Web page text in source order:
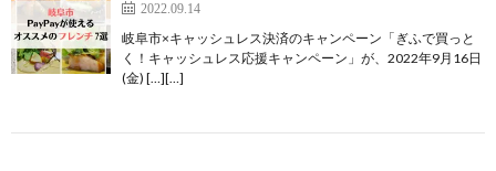
2022.09.14
岐阜市×キャッシュレス決済のキャンペーン「ぎふで買っと
く！キャッシュレス応援キャンペーン」が、2022年9月16日
(金) […][…]